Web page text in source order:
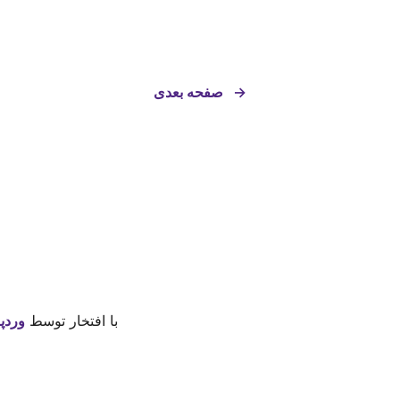
صفحه بعدی →
با افتخار توسط